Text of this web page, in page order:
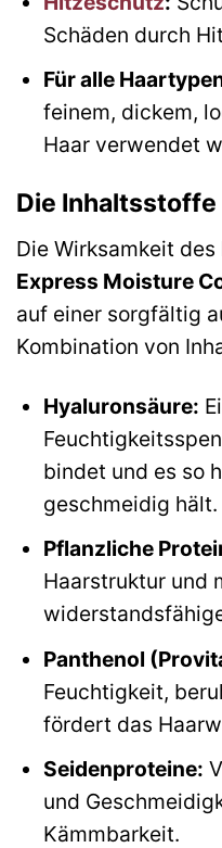
Schäden durch
Für alle
feinem, dickem,
Haar verwendet
Die
Die Wirksamkeit des
Express Moisture
auf einer sorgfältig
Kombination von
Hyaluronsäure:
bindet und es so
geschmeidig hält.
Pflanzliche
Haarstruktur und
Panthenol
Feuchtigkeit,
fördert das
Seidenproteine:
und
Kämmbarkeit.